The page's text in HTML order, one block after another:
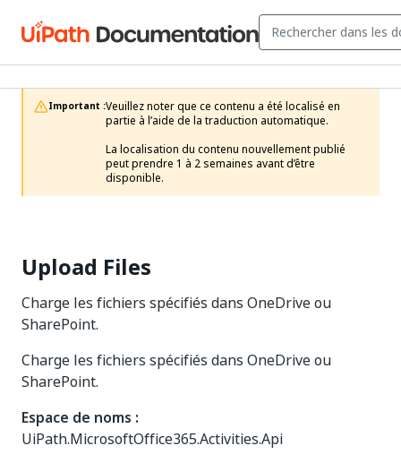
Important :Veuillez noter que ce contenu a été localisé en
partie à l’aide de la traduction automatique.
La localisation du contenu nouvellement publié
peut prendre 1 à 2 semaines avant d’être
disponible.
Upload Files
Charge les fichiers spécifiés dans OneDrive ou
SharePoint.
Charge les fichiers spécifiés dans OneDrive ou
SharePoint.
Espace de noms :
UiPath.MicrosoftOffice365.Activities.Api